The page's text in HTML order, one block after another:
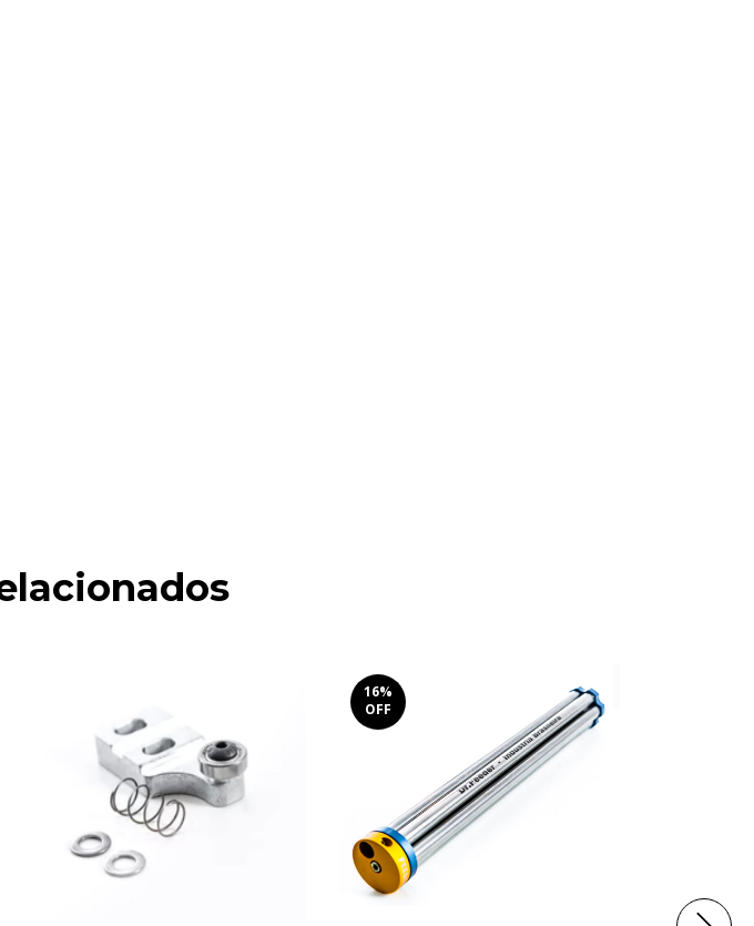
16%
OFF